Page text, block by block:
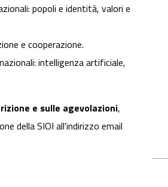
popoli e identità, valori e
e cooperazione.
intelligenza artificiale,
e sulle agevolazioni,
della SIOI all'indirizzo email